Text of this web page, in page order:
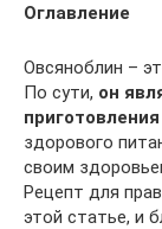
Оглавление
Овсяноблин –
По сути, он
здорового
своим
Рецепт для
этой статье, и